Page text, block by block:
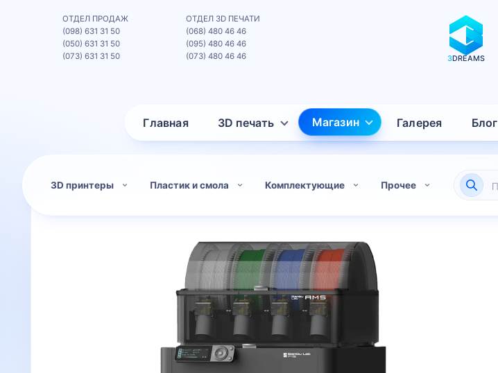
3DREAMS
Главная 3D печать Магазин Галерея Блог
ОТДЕЛ ПРОДАЖ
(098) 631 31 50
(050) 631 31 50
(073) 631 31 50
ОТДЕЛ 3D ПЕЧАТИ
(068) 480 46 46
(095) 480 46 46
(073) 480 46 46
3D принтеры Пластик и смола Комплектующие Прочее Поиск